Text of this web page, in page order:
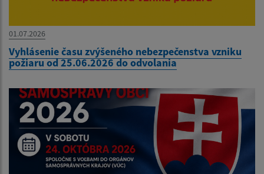
01.07.2026
Vyhlásenie času zvýšeného nebezpečenstva vzniku
požiaru od 25.06.2026 do odvolania